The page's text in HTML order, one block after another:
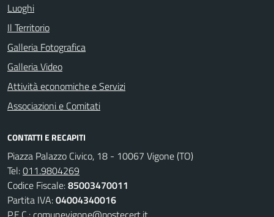
Luoghi
Il Territorio
Galleria Fotografica
Galleria Video
Attività economiche e Servizi
Associazioni e Comitati
CONTATTI E RECAPITI
Piazza Palazzo Civico, 18 - 10067 Vigone (TO)
Tel:011.9804269
Codice Fiscale:85003470011
Partita IVA:04004340016